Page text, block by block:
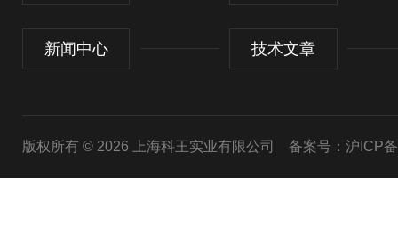
新闻中心 技术文章
版权所有 © 2026 上海科王实业有限公司 备案号：沪ICP